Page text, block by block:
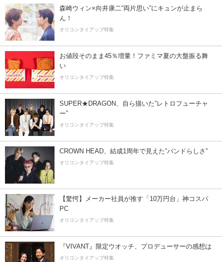
森崎ウィン×向井康二“両片思い”にキュンが止まら
ん！
オリコンタイアップ特集
お値段そのまま45％増量！ファミマ夏の大盤振る舞
い
オリコンタイアップ特集
SUPER★DRAGON、自ら描いた”レトロフューチャ
ー”
オリコンタイアップ特集
CROWN HEAD、結成1周年で見えた”バンドらしさ”
オリコンタイアップ特集
【驚愕】メーカー社員が推す「10万円台」神コスパ
PC
オリコンタイアップ特集
『VIVANT』限定ウオッチ、プロデューサーの感想は
オリコンタイアップ特集